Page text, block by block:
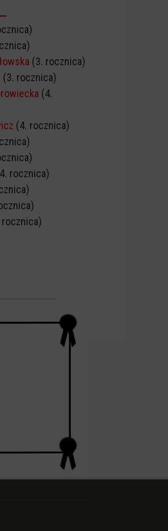
(3. rocznica)
(3. rocznica)
(4.
(4. rocznica)
rocznica)
rocznica)